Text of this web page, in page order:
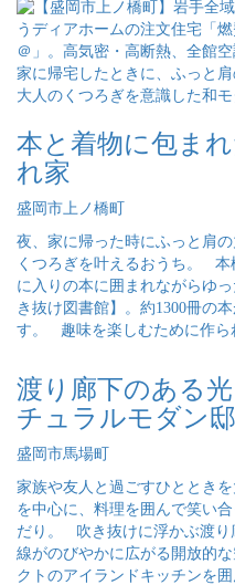
本と着物に包ま
れ家
盛岡市上ノ橋町
夜、家に帰った時にふっと肩
くつろぎを叶えるおうち。 本
に入りの本に囲まれながらゆ
き抜け図書館】。約1300冊の
す。 趣味を楽しむために作
渡り廊下のある
チュラルモダン
盛岡市馬場町
家族や友人と過ごすひととき
を中心に、料理を囲んで笑い
だり。 吹き抜けに浮かぶ渡り
線がのびやかに広がる開放的
クトのアイランドキッチンを